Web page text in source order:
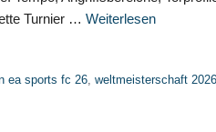
Turnier … Weiterlesen
ea sports fc 26 ,weltmeisterschaft 2026